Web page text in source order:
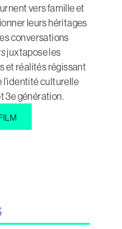
vers famille et
leurs héritages
conversations
juxtapose les
et réalités régissant
culturelle
3e génération.